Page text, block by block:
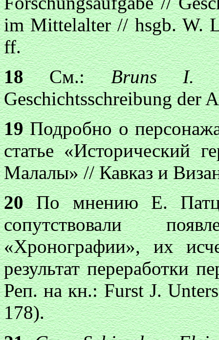
im Mittelalter // hsgb. W.
ff.
18См.:Bruns I.
Geschichtsschreibung der
19Подробно о
статье «Исторический
Малалы» // Кавказ и
20По мнению Е.
сопутствовали
«Хронографии», их
результат переработки
Реп. на кн.: Furst J.
178).